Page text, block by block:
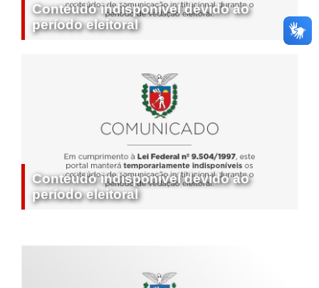
Conteúdo indisponível devido ao
período eleitoral
Conteúdo indisponível devido ao
período eleitoral